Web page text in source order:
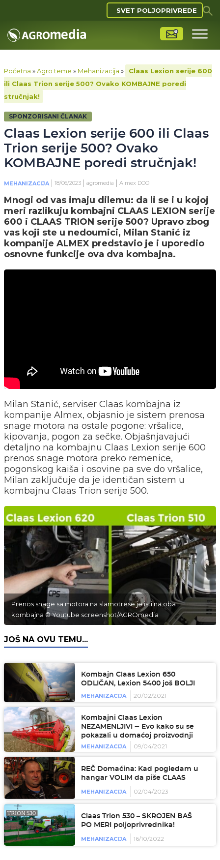
SVET POLJOPRIVREDE
Početna »Agro teme » Mehanizacija »
Claas Lexion serije 600
ili Claas Trion serije 500? Ovako KOMBAJNE poredi
stručnjak!
SPONZORISANI ČLANAK
Claas Lexion serije 600 ili Claas
Trion serije 500? Ovako
KOMBAJNE poredi stručnjak!
MEHANIZACIJA 18/06/2023 agromedia Almex DOO
Mnogi od vas imaju dilemu: da li se i u kojoj
meri razlikuju kombajni CLAAS LEXION serije
600 i CLAAS TRION serije 500? Upravo zbog
vas koji ste u nedoumici, Milan Stanić iz
kompanije ALMEX predstavio je i uporedio
osnovne funkcije ova dva kombajna.
Milan Stanić, serviser Claas kombajna iz
kompanije Almex, objasnio je sistem prenosa
snage motora na ostale pogone: vršalice,
kipovanja, pogon za sečke. Objašnjavajući
detaljno na kombajnu Claas Lexion serije 600
prenos snage motora preko remenice,
pogonskog kaiša i osovine pa sve do vršalice,
Milan zaključuje da je identičan sistem u
kombajnu Claas Trion serije 500.
Prenos snage sa motora na slamotrese je isti na oba
kombajna © Youtube screenshot/AGROmedia
JOŠ NA OVU TEMU...
Kombajn Claas Lexion 650
ODLIČAN, Lexion 5400 još BOLJI
MEHANIZACIJA
20/02/2021
Kombajni Claas Lexion
NEZAMENLJIVI ‒ Evo kako su se
pokazali u domaćoj proizvodnji
MEHANIZACIJA
09/04/2021
REČ Domaćina: Kad pogledam u
hangar VOLIM da piše CLAAS
MEHANIZACIJA 02/04/2023
Claas Trion 530 – SKROJEN BAŠ
PO MERI poljoprivrednika!
MEHANIZACIJA 16/10/2022